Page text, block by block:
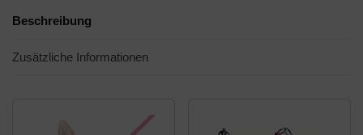
Beschreibung
Zusätzliche Informationen